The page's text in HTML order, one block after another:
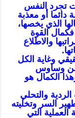
تجرد النفس
دائما أو معذبة
الذي يخصها،
فكمال القوة
والاطلاع
وغاية الكل
عن وساوس
الكمال هو
والتحلي
السر وتخليته
التي